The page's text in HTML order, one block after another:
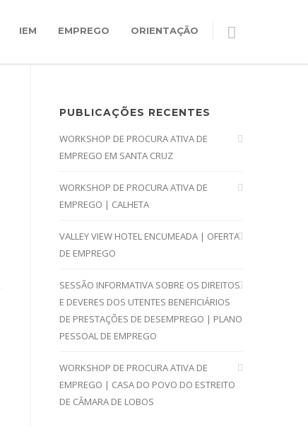
IEM EMPREGO ORIENTAÇÃO
PUBLICAÇÕES RECENTES
WORKSHOP DE PROCURA ATIVA DE
EMPREGO EM SANTA CRUZ
WORKSHOP DE PROCURA ATIVA DE
EMPREGO | CALHETA
VALLEY VIEW HOTEL ENCUMEADA | OFERTA
DE EMPREGO
SESSÃO INFORMATIVA SOBRE OS DIREITOS
E DEVERES DOS UTENTES BENEFICIÁRIOS
DE PRESTAÇÕES DE DESEMPREGO | PLANO
PESSOAL DE EMPREGO
WORKSHOP DE PROCURA ATIVA DE
EMPREGO | CASA DO POVO DO ESTREITO
DE CÂMARA DE LOBOS